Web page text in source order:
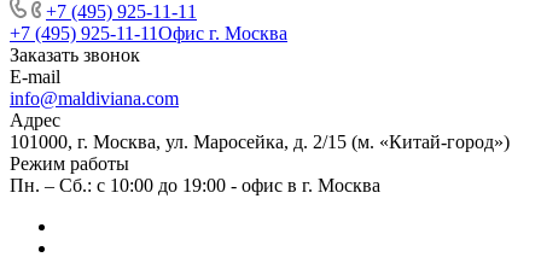
+7 (495) 925-11-11
+7 (495) 925-11-11Офис г. Москва
Заказать звонок
E-mail
info@maldiviana.com
Адрес
101000, г. Москва, ул. Маросейка, д. 2/15 (м. «Китай-город»)
Режим работы
Пн. – Сб.: с 10:00 до 19:00 - офис в г. Москва